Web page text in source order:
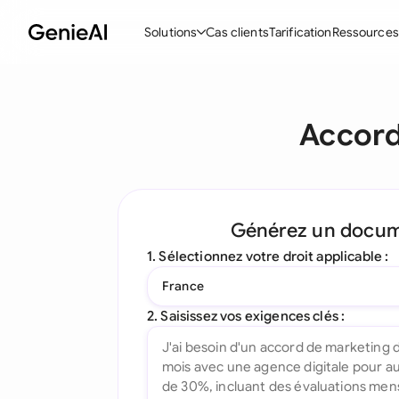
Solutions
Interrogez votre document
Toutes les fonctionnalités
Cas clientsTarificationRessources
Générez un
1. Sélectionnez votre droit applicable :
France
2. Saisissez vos exigences clés :